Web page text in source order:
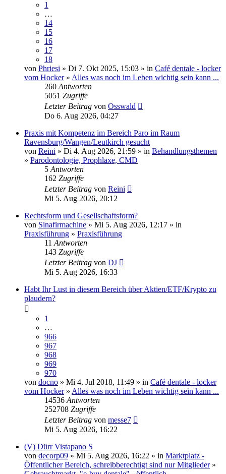
1
…
14
15
16
17
18
von Phriesi » Di 7. Okt 2025, 15:03 » in Café dentale - locker
vom Hocker» Alles was noch im Leben wichtig sein kann ...
260 Antworten
5051 Zugriffe
Letzter Beitrag von Osswald
Do 6. Aug 2026, 04:27
Praxis mit Kompetenz im Bereich Paro im Raum
Ravensburg/Wangen/Leutkirch gesucht
von Reini » Di 4. Aug 2026, 21:59 » in Behandlungsthemen
» Parodontologie, Prophlaxe, CMD
5 Antworten
162 Zugriffe
Letzter Beitrag von Reini
Mi 5. Aug 2026, 20:12
Rechtsform und Gesellschaftsform?
von Sinafirmachine » Mi 5. Aug 2026, 12:17 » in
Praxisführung » Praxisführung
11 Antworten
143 Zugriffe
Letzter Beitrag von DJ
Mi 5. Aug 2026, 16:33
Habt Ihr Lust in diesem Bereich über Aktien/ETF/Krypto zu
plaudern?
1
…
966
967
968
969
970
von docno » Mi 4. Jul 2018, 11:49 » in Café dentale - locker
vom Hocker» Alles was noch im Leben wichtig sein kann ...
14536 Antworten
252708 Zugriffe
Letzter Beitrag von messe7
Mi 5. Aug 2026, 16:22
(V) Dürr Vistapano S
von decorp09 » Mi 5. Aug 2026, 16:22 » in Marktplatz -
Öffentlicher Bereich, schreibberechtigt sind nur Mitglieder»